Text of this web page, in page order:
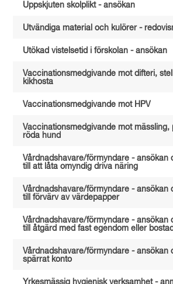
Uppskjuten skolplikt - ansökan
Utvändiga material och kulörer -
Utökad vistelsetid i förskolan - ansökan
Vaccinationsmedgivande mot difteri,
kikhosta
Vaccinationsmedgivande mot HPV
Vaccinationsmedgivande mot mässling,
röda hund
Vårdnadshavare/förmyndare - ansökan
till att låta omyndig driva näring
Vårdnadshavare/förmyndare - ansökan
till förvärv av värdepapper
Vårdnadshavare/förmyndare - ansökan
till åtgärd med fast egendom eller
Vårdnadshavare/förmyndare - ansökan
spärrat konto
Yrkesmässig hygienisk verksamhet -